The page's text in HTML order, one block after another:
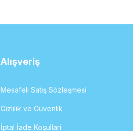
Alışveriş
Mesafeli Satış Sözleşmesi
Gizlilik ve Güvenlik
İptal İade Koşullari